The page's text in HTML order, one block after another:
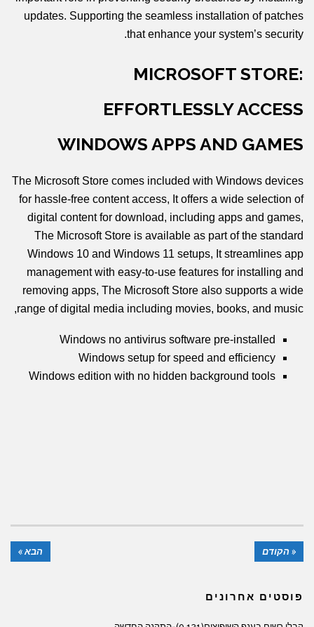
updates. Supporting the seamless installation of patches
that enhance your system’s security.
MICROSOFT STORE:
EFFORTLESSLY ACCESS
WINDOWS APPS AND GAMES
The Microsoft Store comes included with Windows devices
for hassle-free content access, It offers a wide selection of
digital content for download, including apps and games,
The Microsoft Store is available as part of the standard
Windows 10 and Windows 11 setups, It streamlines app
management with easy-to-use features for installing and
removing apps, The Microsoft Store also supports a wide
range of digital media including movies, books, and music,
Windows no antivirus software pre-installed
Windows setup for speed and efficiency
Windows edition with no hidden background tools
« הקודם הבא »
פוסטים אחרונים